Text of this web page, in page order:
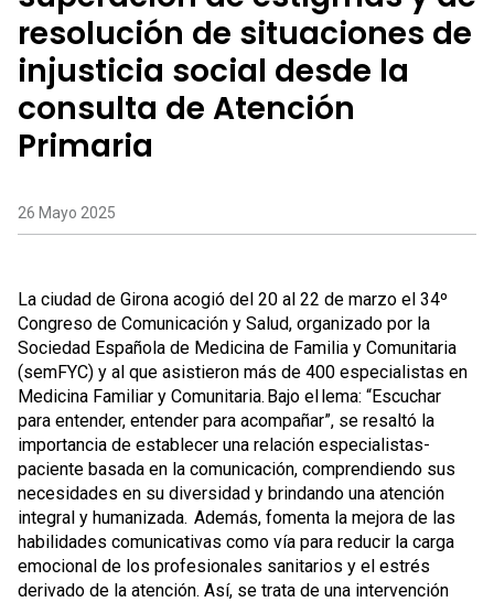
resolución de situaciones de
injusticia social desde la
consulta de Atención
Primaria
26 Mayo 2025
La ciudad de Girona acogió del 20 al 22 de marzo el 34º
Congreso de Comunicación y Salud, organizado por la
Sociedad Española de Medicina de Familia y Comunitaria
(semFYC) y al que asistieron más de 400 especialistas en
Medicina Familiar y Comunitaria. Bajo el lema: “Escuchar
para entender, entender para acompañar”, se resaltó la
importancia de establecer una relación especialistas-
paciente basada en la comunicación, comprendiendo sus
necesidades en su diversidad y brindando una atención
integral y humanizada. Además, fomenta la mejora de las
habilidades comunicativas como vía para reducir la carga
emocional de los profesionales sanitarios y el estrés
derivado de la atención. Así, se trata de una intervención